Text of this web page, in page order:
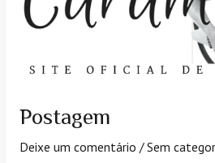
Postagem
Deixe um comentário /Sem